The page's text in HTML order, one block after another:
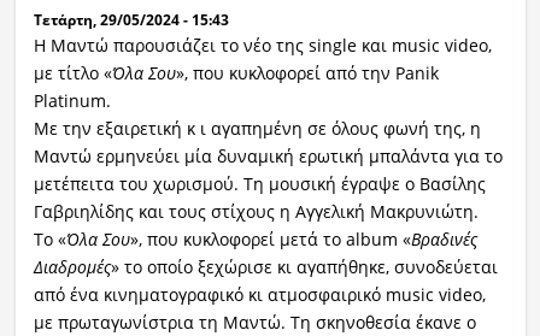
Τετάρτη, 29/05/2024 - 15:43
Η Μαντώ παρουσιάζει το νέο της single και music video,
με τίτλο «Όλα Σου», που κυκλοφορεί από την Panik
Platinum.
Με την εξαιρετική κ ι αγαπημένη σε όλους φωνή της, η
Μαντώ ερμηνεύει μία δυναμική ερωτική μπαλάντα για το
μετέπειτα του χωρισμού. Τη μουσική έγραψε ο Βασίλης
Γαβριηλίδης και τους στίχους η Αγγελική Μακρυνιώτη.
Το «Όλα Σου», που κυκλοφορεί μετά το album «Βραδινές
Διαδρομές» το οποίο ξεχώρισε κι αγαπήθηκε, συνοδεύεται
από ένα κινηματογραφικό κι ατμοσφαιρικό music video,
με πρωταγωνίστρια τη Μαντώ. Τη σκηνοθεσία έκανε ο